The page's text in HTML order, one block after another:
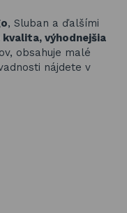
, Sluban a ďalšími
kvalita, výhodnejšia
obsahuje malé
nájdete v